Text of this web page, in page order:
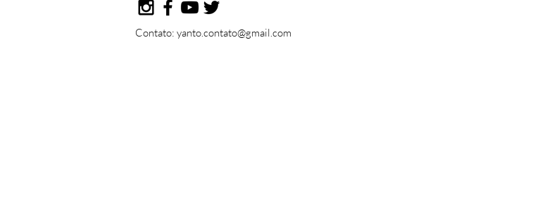
Contato: yanto.contato@gmail.com